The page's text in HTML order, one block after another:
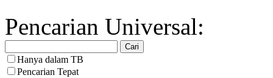
Pencarian Universal:
Hanya dalam TB
Pencarian Tepat